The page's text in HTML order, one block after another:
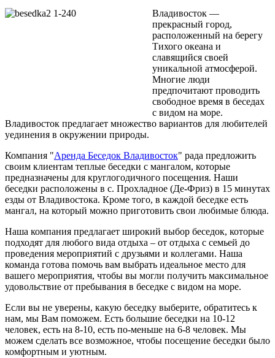
Владивосток —
прекрасный город,
расположенный на берегу
Тихого океана и
славящийся своей
уникальной атмосферой.
Многие люди
предпочитают проводить
свободное время в беседах
с видом на море.
Владивосток предлагает множество вариантов для любителей
уединения в окружении природы.
Компания "Аренда Беседок Владивосток" рада предложить
своим клиентам теплые беседки с мангалом, которые
предназначены для круглогодичного посещения. Наши
беседки расположены в с. Прохладное (Де-Фриз) в 15 минутах
езды от Владивостока. Кроме того, в каждой беседке есть
мангал, на который можно приготовить свои любимые блюда.
Наша компания предлагает широкий выбор беседок, которые
подходят для любого вида отдыха – от отдыха с семьей до
проведения мероприятий с друзьями и коллегами. Наша
команда готова помочь вам выбрать идеальное место для
вашего мероприятия, чтобы вы могли получить максимальное
удовольствие от пребывания в беседке с видом на море.
Если вы не уверены, какую беседку выберите, обратитесь к
нам, мы Вам поможем. Есть большие беседки на 10-12
человек, есть на 8-10, есть по-меньше на 6-8 человек. Мы
можем сделать все возможное, чтобы посещение беседки было
комфортным и уютным.